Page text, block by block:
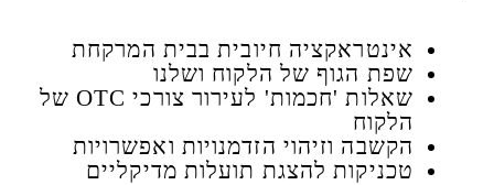
אינטראקציה חיובית בבית המרקחת
שפת הגוף של הלקוח ושלנו
שאלות 'חכמות' לעירור צורכי OTC של
הלקוח
הקשבה וזיהוי הזדמנויות ואפשרויות
טכניקות להצגת תועלות מדיקליים